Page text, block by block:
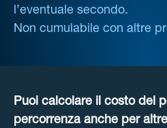
l’eventuale secondo.
Non cumulabile con altre
Puoi calcolare il costo del
percorrenza anche per